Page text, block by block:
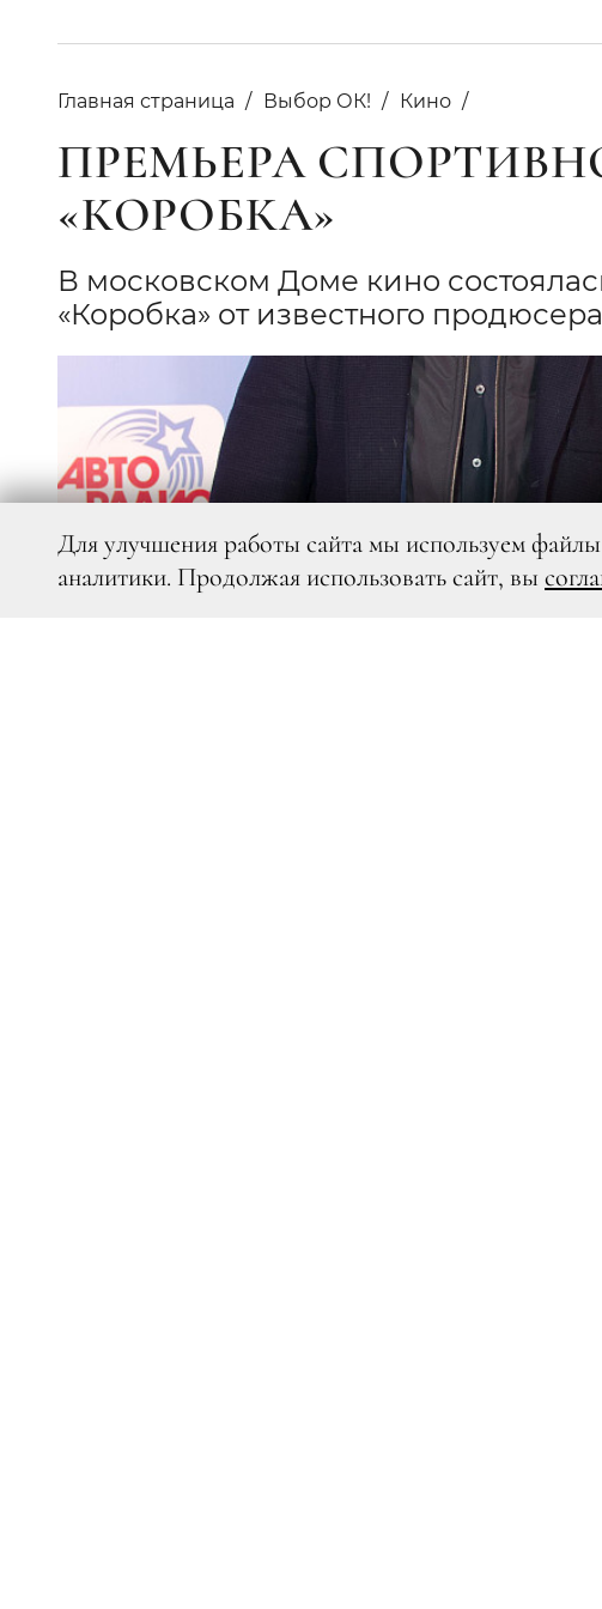
Главная страница Выбор ОК! Кино
ПРЕМЬЕРА
«КОРОБКА»
В московском Доме кино
«Коробка» от известного
Для улучшения работы сайта мы используем
аналитики. Продолжая использовать сайт, вы